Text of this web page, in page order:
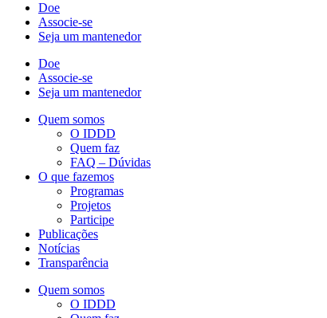
Doe
Associe-se
Seja um mantenedor
Doe
Associe-se
Seja um mantenedor
Quem somos
O IDDD
Quem faz
FAQ – Dúvidas
O que fazemos
Programas
Projetos
Participe
Publicações
Notícias
Transparência
Quem somos
O IDDD